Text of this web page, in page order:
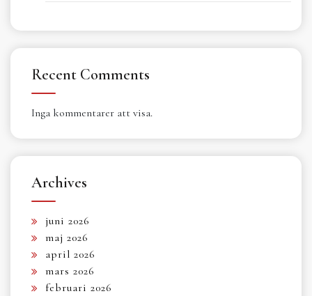
Recent Comments
Inga kommentarer att visa.
Archives
juni 2026
maj 2026
april 2026
mars 2026
februari 2026